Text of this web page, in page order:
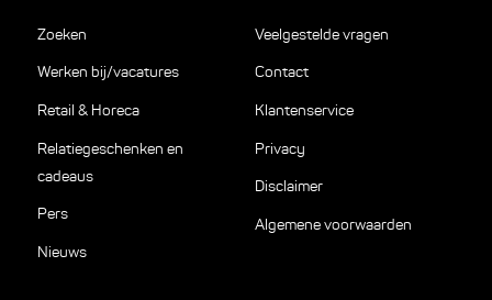
Zoeken
Werken bij/vacatures
Retail & Horeca
Relatiegeschenken en
cadeaus
Pers
Nieuws
Veelgestelde vragen
Contact
Klantenservice
Privacy
Disclaimer
Algemene voorwaarden